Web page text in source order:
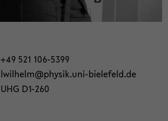
+49 521 106-​5399
lwil­helm@phy­sik.uni-​bielefeld.de
UHG D1-​260